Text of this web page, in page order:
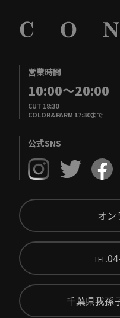
営業時間
10:00～20:00
CUT 18:30
COLOR&PARM 17:30まで
公式SNS
オン
TEL.
千葉県我孫